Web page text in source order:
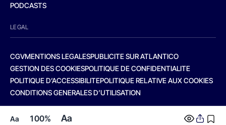
Aa 100% Aa
PODCASTS
LEGAL
CGVMENTIONS LEGALESPUBLICITE SUR ATLANTICO
GESTION DES COOKIESPOLITIQUE DE CONFIDENTIALITE
POLITIQUE D’ACCESSIBILITEPOLITIQUE RELATIVE AUX COOKIES
CONDITIONS GENERALES D’UTILISATION